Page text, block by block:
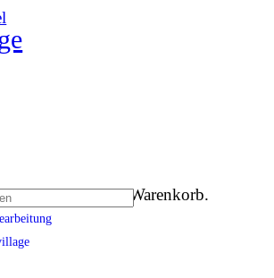
Produkte im Warenkorb.